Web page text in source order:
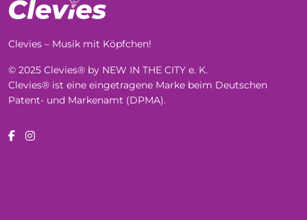
Clevies – Musik mit Köpfchen!
© 2025 Clevies® by NEW IN THE CITY e. K.
Clevies® ist eine eingetragene Marke beim Deutschen
Patent- und Markenamt (DPMA).